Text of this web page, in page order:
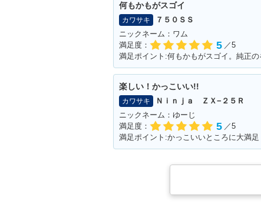
何もかもがスゴイ
カワサキ
７５０ＳＳ
ニックネーム：ワム
満足度：
5 ／5
楽しい！かっこいい!!
カワサキ
Ｎｉｎｊａ ＺＸ−２５Ｒ
ニックネーム：ゆーじ
満足度：
5 ／5